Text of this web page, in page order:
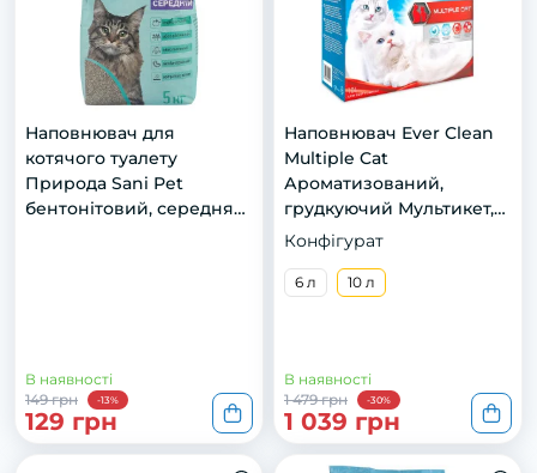
Наповнювач для
котячого туалету
Природа Sani Pet
бентонітовий, середня
В наявності
149 грн
-13%
129 грн
Наповнювач Ever Clean
Multiple Cat
Ароматизований,
грудкуючий Мультикет,
максимальний контроль
Конфігурат
6 л 10 л
В наявності
1 479 грн
-30%
1 039 грн